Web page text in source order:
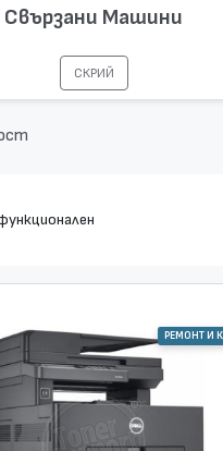
Свързани Машини
СКРИЙ
РЕМОНТ И